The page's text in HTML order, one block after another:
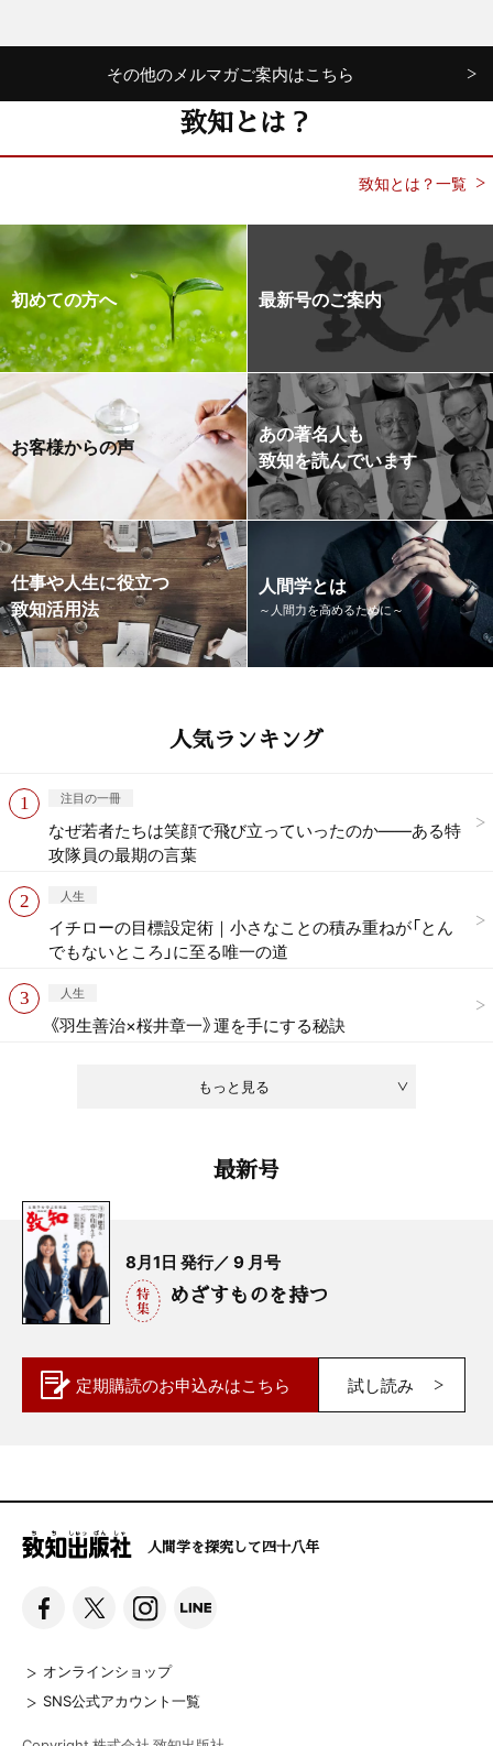
その他のメルマガご案内はこちら
致知とは？
致知とは？一覧
初めての方へ 最新号のご案内
お客様からの声
あの著名人も
致知を読んでいます
仕事や人生に役立つ
致知活用法
人間学とは
～人間力を高めるために～
人気ランキング
もっと見る
注目の一冊
なぜ若者たちは笑顔で飛び立っていったのか——ある特
攻隊員の最期の言葉
人生
イチローの目標設定術｜小さなことの積み重ねが「とん
でもないところ」に至る唯一の道
人生
《羽生善治×桜井章一》運を手にする秘訣
最新号
8月1日 発行／ 9 月号
めざすものを持つ
定期購読のお申込みはこちら 試し読み
人間学を探究して四十八年
オンラインショップ
SNS公式アカウント一覧